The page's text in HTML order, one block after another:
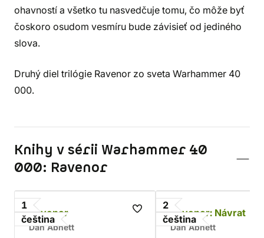
ohavností a všetko tu nasvedčuje tomu, čo môže byť
čoskoro osudom vesmíru bude závisieť od jediného
slova.
Druhý diel trilógie Ravenor zo sveta Warhammer 40
000.
Knihy v sérii Warhammer 40
000: Ravenor
1
čeština
Ravenor
Dan Abnett
2
čeština
Ravenor: Návrat
Dan Abnett